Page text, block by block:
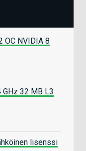
OC NVIDIA 8
32 MB L3
lisenssi